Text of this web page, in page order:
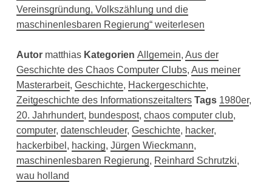
Vereinsgründung, Volkszählung und die
maschinenlesbaren Regierung“ weiterlesen
Autor matthias Kategorien Allgemein, Aus der
Geschichte des Chaos Computer Clubs, Aus meiner
Masterarbeit, Geschichte, Hackergeschichte,
Zeitgeschichte des Informationszeitalters Tags 1980er,
20. Jahrhundert, bundespost, chaos computer club,
computer, datenschleuder, Geschichte, hacker,
hackerbibel , hacking, Jürgen Wieckmann,
maschinenlesbaren Regierung, Reinhard Schrutzki,
wau holland